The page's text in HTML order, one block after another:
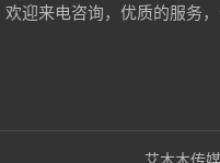
迎来电咨询，优质的服务